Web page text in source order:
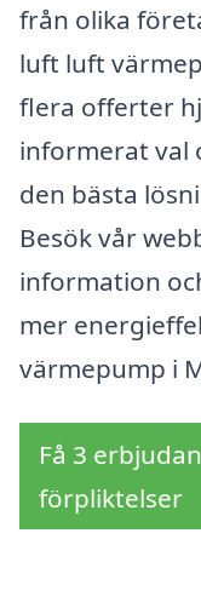
från olika
luft luft
flera offerter
informerat val
den bästa
Besök vår
information
mer
värmepump i
Få 3
förpliktelser